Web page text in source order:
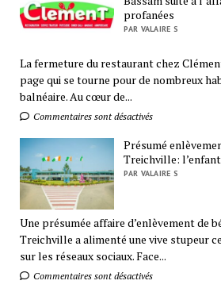
profanées
PAR VALAIRE S
La fermeture du restaurant chez
page qui se tourne pour de nombreux
balnéaire. Au cœur de...
Commentaires sont désactivés
Présumé
Treichville:
PAR VALAIRE S
Une présumée affaire d’enlèvement de
Treichville a alimenté une vive stupeur
sur les réseaux sociaux. Face...
Commentaires sont désactivés